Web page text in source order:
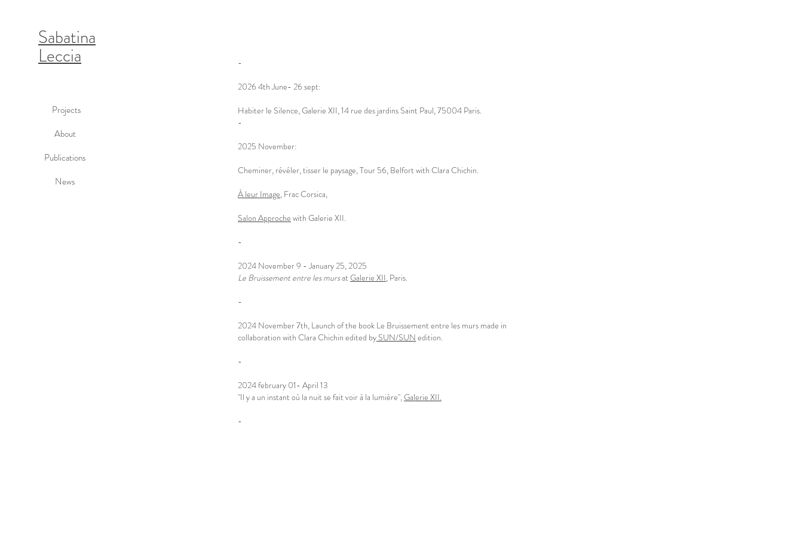
Sabatina
Leccia
Projects
About
Publications
News
-
2026 4th June- 26 sept:
Habiter le Silence, Galerie XII, 14 rue des jardins Saint Paul, 75004 Paris.
-
2025 November:
Cheminer, révéler, tisser le paysage, Tour 56, Belfort with Clara Chichin.
À leur Image, Frac Corsica,
Salon Approche with Galerie XII.
-
2024 November 9 - January 25, 2025
Le Bruissement entre les mursat Galerie XII, Paris.
-
2024 November 7th, Launch of the book Le Bruissement entre les murs made in
collaboration with Clara Chichin edited by SUN/SUN edition.
-
2024 february 01- April 13
"Il y a un instant où la nuit se fait voir à la lumière",Galerie XII.
-